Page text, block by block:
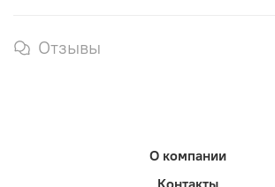
Отзывы
О компании
Контакты